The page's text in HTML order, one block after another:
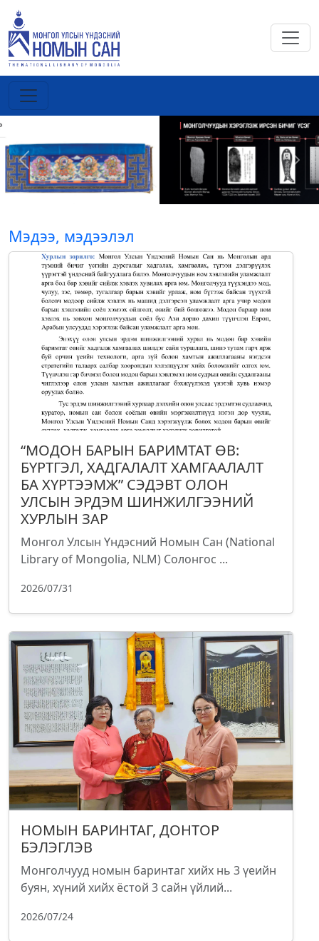
Previous Next
Мэдээ, мэдээлэл
“МОДОН БАРЫН БАРИМТАТ ӨВ:
БҮРТГЭЛ, ХАДГАЛАЛТ ХАМГААЛАЛТ
БА ХҮРТЭЭМЖ” СЭДЭВТ ОЛОН
УЛСЫН ЭРДЭМ ШИНЖИЛГЭЭНИЙ
ХУРЛЫН ЗАР
Монгол Улсын Үндэсний Номын Сан (National
Library of Mongolia, NLM) Солонгос ...
2026/07/31
НОМЫН БАРИНТАГ, ДОНТОР
БЭЛЭГЛЭВ
Монголчууд номын баринтаг хийх нь 3 үеийн
буян, хүний хийх ёстой 3 сайн үйлий...
2026/07/24